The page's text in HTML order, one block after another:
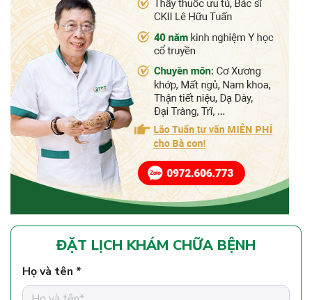
ĐẶT LỊCH KHÁM CHỮA BỆNH
Họ và tên *